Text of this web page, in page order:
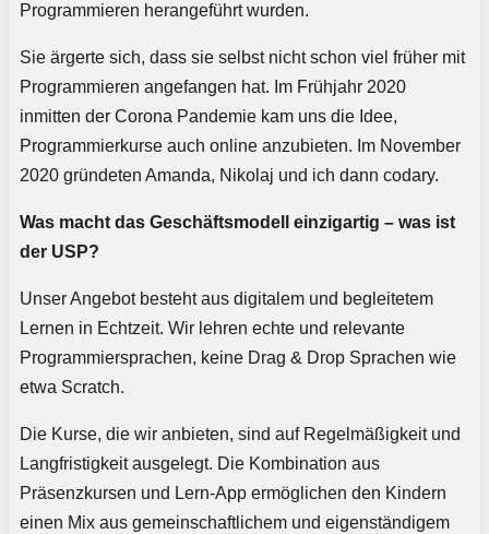
Programmieren herangeführt wurden.
Sie ärgerte sich, dass sie selbst nicht schon viel früher mit
Programmieren angefangen hat. Im Frühjahr 2020
inmitten der Corona Pandemie kam uns die Idee,
Programmierkurse auch online anzubieten. Im November
2020 gründeten Amanda, Nikolaj und ich dann codary.
Was macht das Geschäftsmodell einzigartig – was ist
der USP?
Unser Angebot besteht aus digitalem und begleitetem
Lernen in Echtzeit. Wir lehren echte und relevante
Programmiersprachen, keine Drag & Drop Sprachen wie
etwa Scratch.
Die Kurse, die wir anbieten, sind auf Regelmäßigkeit und
Langfristigkeit ausgelegt. Die Kombination aus
Präsenzkursen und Lern-App ermöglichen den Kindern
einen Mix aus gemeinschaftlichem und eigenständigem